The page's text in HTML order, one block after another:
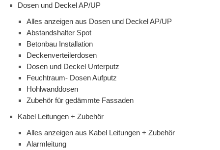
Dosen und Deckel AP/UP
Alles anzeigen aus Dosen und Deckel AP/UP
Abstandshalter Spot
Betonbau Installation
Deckenverteilerdosen
Dosen und Deckel Unterputz
Feuchtraum- Dosen Aufputz
Hohlwanddosen
Zubehör für gedämmte Fassaden
Kabel Leitungen + Zubehör
Alles anzeigen aus Kabel Leitungen + Zubehör
Alarmleitung